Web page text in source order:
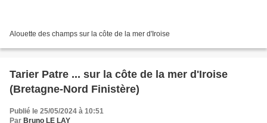
Alouette des champs sur la côte de la mer d'Iroise
Tarier Patre ... sur la côte de la mer d'Iroise
(Bretagne-Nord Finistère)
Publié le 25/05/2024 à 10:51
Par Bruno LE LAY